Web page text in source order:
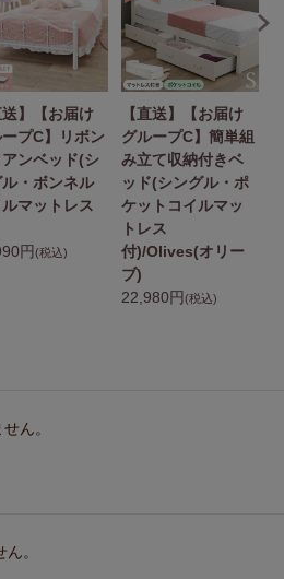
送】【お届け
プC】リボン
ンベッド(シ
ル・ボンネル
ルマットレス
円(税込)
【直送】【お届け
グループC】簡単組
み立て収納付きベ
ッド(シングル・ポ
ケットコイルマッ
トレス
付)/Olives(オリー
ブ)
22,980円(税込)
ん。
。